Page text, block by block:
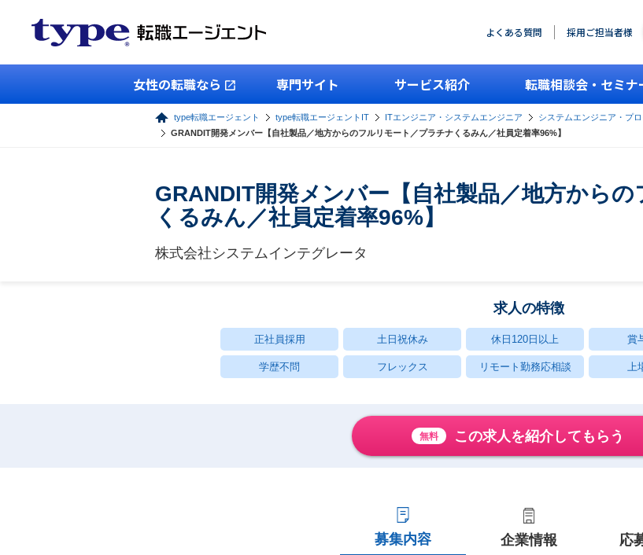
よくある質問 採用ご担当者様
女性の転職なら 専門サイト サービス紹介 転職相談会・セミナ
type転職エージェント type転職エージェントIT ITエンジニア・システムエンジニア システムエンジニア・プ
GRANDIT開発メンバー【自社製品／地方からのフルリモート／プラチナくるみん／社員定着率96%】
GRANDIT開発メンバー【自社製品／地方から
くるみん／社員定着率96%】
株式会社システムインテグレータ
求人の特徴
正社員採用 土日祝休み 休日120日以上 賞
学歴不問 フレックス リモート勤務応相談 上
無料 この求人を紹介してもらう
募集内容 企業情報 応